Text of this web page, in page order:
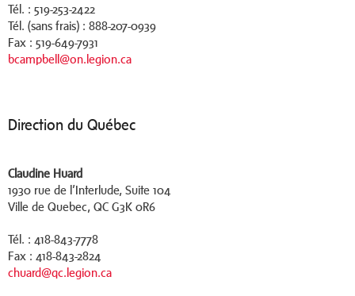
Tél. : 519-253-2422
Tél. (sans frais) : 888-207-0939
Fax : 519-649-7931
bcampbell@on.legion.ca
Direction du Québec
Claudine Huard
1930 rue de l’Interlude, Suite 104
Ville de Quebec, QC G3K 0R6
Tél. : 418-843-7778
Fax : 418-843-2824
chuard@qc.legion.ca